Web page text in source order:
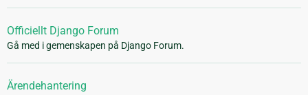
Officiellt Django Forum
Gå med i gemenskapen på Django Forum.
Ärendehantering